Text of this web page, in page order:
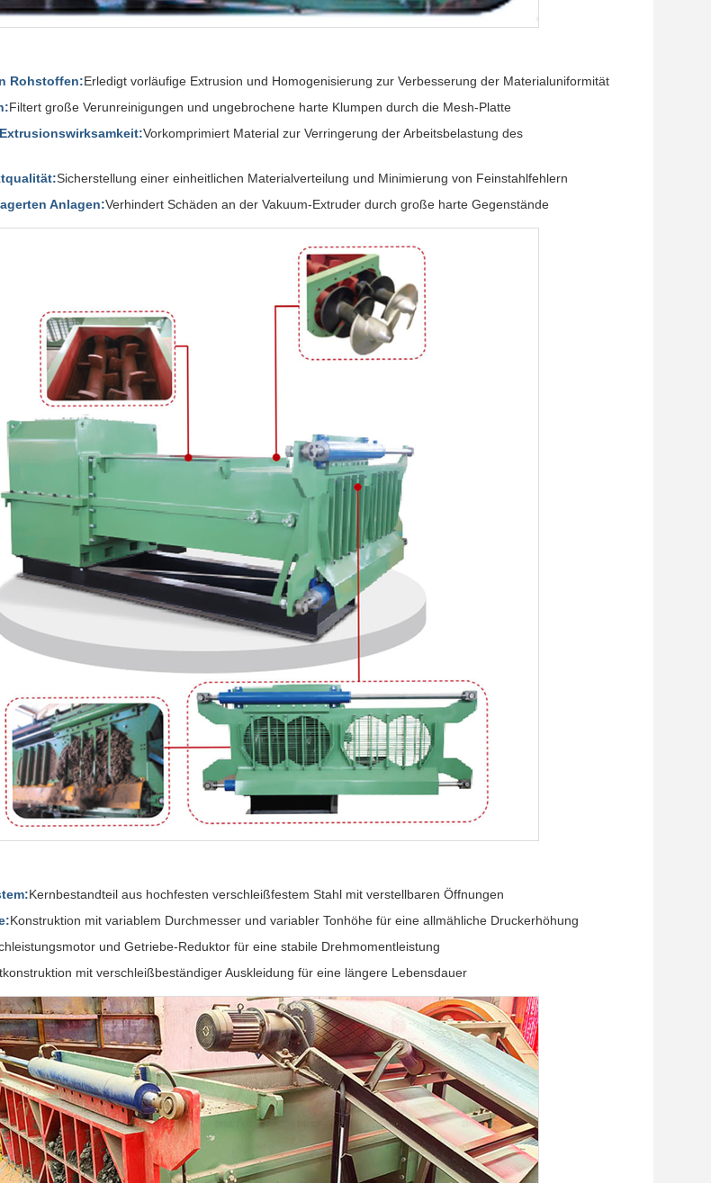
Rohstoffen:Erledigt vorläufige Extrusion und Homogenisierung zur Verbesserung der Materialuniformität
Filtert große Verunreinigungen und ungebrochene harte Klumpen durch die Mesh-Platte
Vorkomprimiert Material zur Verringerung der Arbeitsbelastung des
Sicherstellung einer einheitlichen Materialverteilung und Minimierung von Feinstahlfehlern
Anlagen:Verhindert Schäden an der Vakuum-Extruder durch große harte Gegenstände
Kernbestandteil aus hochfesten verschleißfestem Stahl mit verstellbaren Öffnungen
Konstruktion mit variablem Durchmesser und variabler Tonhöhe für eine allmähliche Druckerhöhung
und Getriebe-Reduktor für eine stabile Drehmomentleistung
mit verschleißbeständiger Auskleidung für eine längere Lebensdauer